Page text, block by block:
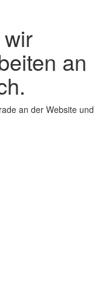
an
an der Website und